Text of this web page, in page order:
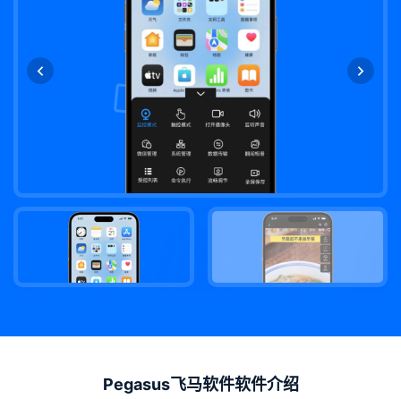
Pegasus飞马软件软件介绍